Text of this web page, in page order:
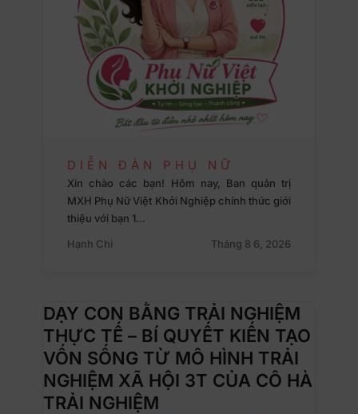
DIỄN ĐÀN PHỤ NỮ
Xin chào các bạn! Hôm nay, Ban quản trị
MXH Phụ Nữ Việt Khởi Nghiệp chính thức giới
thiệu với bạn 1…
Hạnh Chi
Tháng 8 6, 2026
DẠY CON BẰNG TRẢI NGHIỆM
THỰC TẾ – BÍ QUYẾT KIẾN TẠO
VỐN SỐNG TỪ MÔ HÌNH TRẢI
NGHIỆM XÃ HỘI 3T CỦA CÔ HÀ
TRẢI NGHIỆM